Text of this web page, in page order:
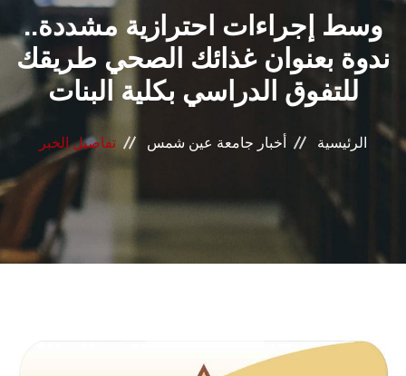
الشئون الأكاديمية
البحث العلمي
المراكز والوحدات
الأنظمة الذكية
وسط إجراءات احترازية مشددة..
ندوة بعنوان غذائك الصحي طريقك
للتفوق الدراسي بكلية البنات
الرئيسية أخبار جامعة عين شمس تفاصيل الخبر